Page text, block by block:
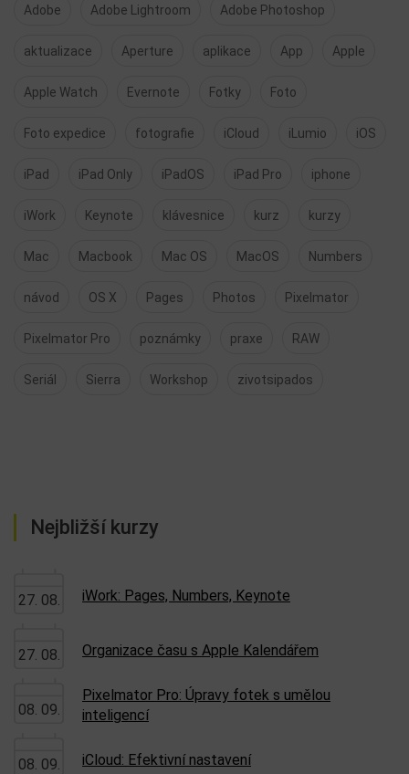
Adobe Adobe Lightroom Adobe Photoshop
aktualizace Aperture aplikace App Apple
Apple Watch Evernote Fotky Foto
Foto expedice fotografie iCloud iLumio iOS
iPad iPad Only iPadOS iPad Pro iphone
iWork Keynote klávesnice kurz kurzy
Mac Macbook Mac OS MacOS Numbers
návod OS X Pages Photos Pixelmator
Pixelmator Pro poznámky praxe RAW
Seriál Sierra Workshop zivotsipados
Nejbližší kurzy
27. 08. iWork: Pages, Numbers, Keynote
27. 08. Organizace času s Apple Kalendářem
08. 09.
Pixelmator Pro: Úpravy fotek s umělou
inteligencí
08. 09. iCloud: Efektivní nastavení